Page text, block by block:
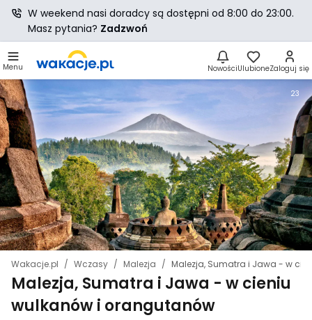
Menu NowościUlubioneZaloguj się
Wakacje.pl Wczasy Malezja Malezja, Sumatra i Jawa - w
Malezja, Sumatra i Jawa - w cieniu
wulkanów i orangutanów
23
W weekend nasi doradcy są dostępni od 8:00 do 23:00.
Masz pytania? Zadzwoń